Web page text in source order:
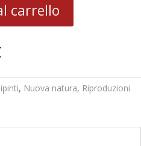
carrello
Fascia
di
prezzo:
da
249,00€
, Nuova natura, Riproduzioni